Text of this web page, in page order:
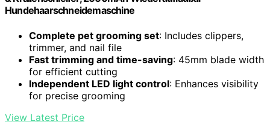
Hundehaarschneidemaschine
Complete pet grooming set: Includes clippers,
trimmer, and nail file
Fast trimming and time-saving: 45mm blade width
for efficient cutting
Independent LED light control: Enhances visibility
for precise grooming
View Latest Price